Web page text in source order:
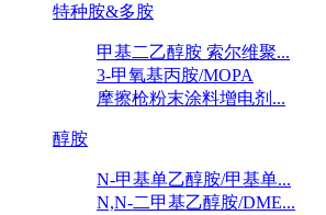
特种胺&多胺
甲基二乙醇胺 索尔维聚...
3-甲氧基丙胺/MOPA
摩擦枪粉末涂料增电剂...
醇胺
N-甲基单乙醇胺/甲基单...
N,N-二甲基乙醇胺/DME...